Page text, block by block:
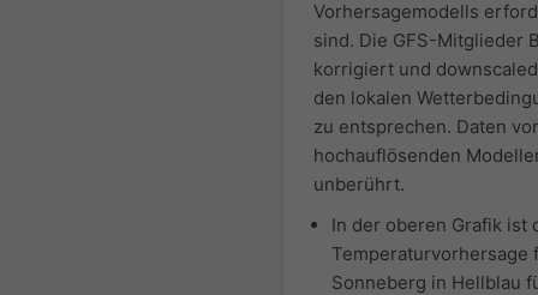
Vorhersagemodells
sind. Die GFS-Mitglieder
korrigiert und
den lokalen
zu entsprechen. Daten
hochauflösenden
unberührt.
In der oberen Grafik ist
Temperaturvorhersage
Sonneberg in Hellblau